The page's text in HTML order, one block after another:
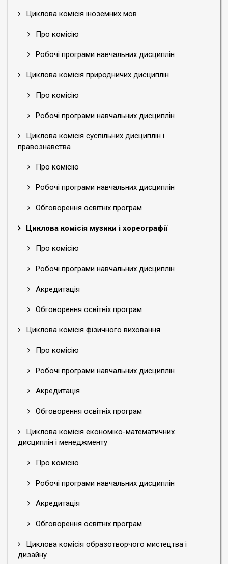
Циклова комісія іноземних мов
Про комісію
Робочі програми навчальних дисциплін
Циклова комісія природничих дисциплін
Про комісію
Робочі програми навчальних дисциплін
Циклова комісія суспільних дисциплін і
правознавства
Про комісію
Робочі програми навчальних дисциплін
Обговорення освітніх програм
Циклова комісія музики і хореографії
Про комісію
Робочі програми навчальних дисциплін
Акредитація
Обговорення освітніх програм
Циклова комісія фізичного виховання
Про комісію
Робочі програми навчальних дисциплін
Акредитація
Обговорення освітніх програм
Циклова комісія економіко-математичних
дисциплін і менеджменту
Про комісію
Робочі програми навчальних дисциплін
Акредитація
Обговорення освітніх програм
Циклова комісія образотворчого мистецтва і
дизайну